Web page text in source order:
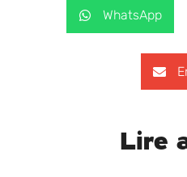
WhatsApp
Lire